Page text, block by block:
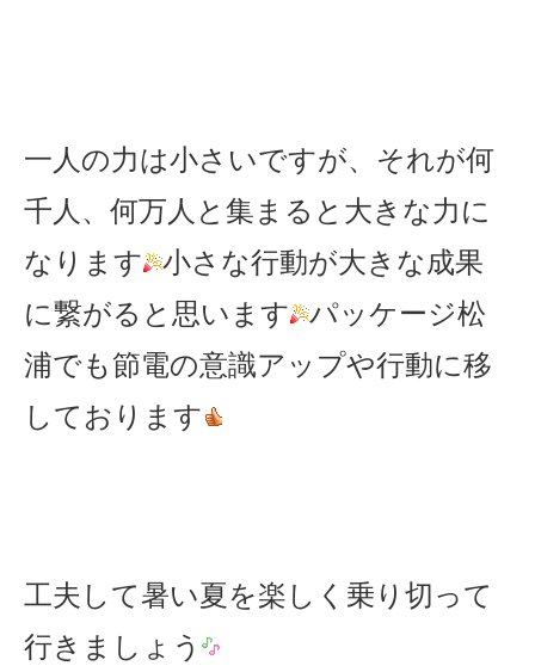
一人の力は小さいですが、それが何
千人、何万人と集まると大きな力に
なります 小さな行動が大きな成果
に繋がると思います パッケージ松
浦でも節電の意識アップや行動に移
しております
工夫して暑い夏を楽しく乗り切って
行きましょう